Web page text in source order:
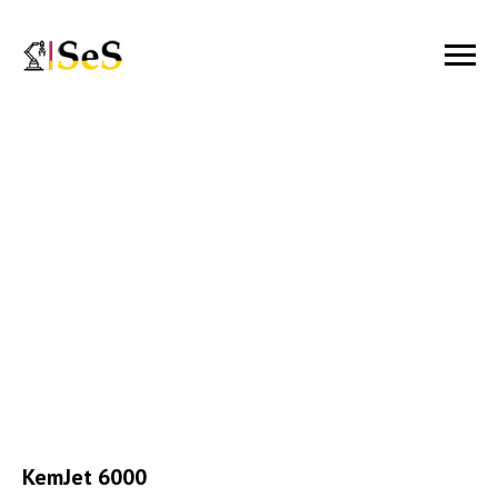
KemJet 6000